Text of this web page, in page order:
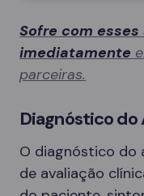
Sofre com
imediatamente
parceiras.
Diagnóstico do
O diagnóstico do
de avaliação